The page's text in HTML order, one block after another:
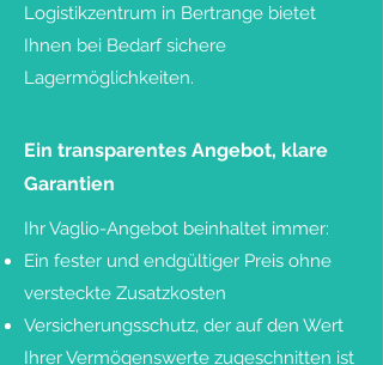
Logistikzentrum in Bertrange bietet
Ihnen bei Bedarf sichere
Lagermöglichkeiten.
Ein transparentes Angebot, klare
Garantien
Ihr Vaglio-Angebot beinhaltet immer:
Ein fester und endgültiger Preis ohne
versteckte Zusatzkosten
Versicherungsschutz, der auf den Wert
Ihrer Vermögenswerte zugeschnitten ist